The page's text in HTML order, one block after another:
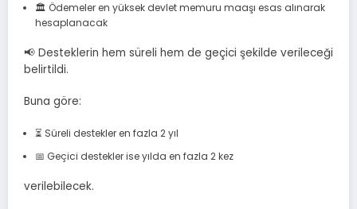
🏛️ Ödemeler en yüksek devlet memuru maaşı esas alınarak
hesaplanacak
📢 Desteklerin hem süreli hem de geçici şekilde verileceği
belirtildi.
Buna göre:
⏳ Süreli destekler en fazla 2 yıl
📅 Geçici destekler ise yılda en fazla 2 kez
verilebilecek.